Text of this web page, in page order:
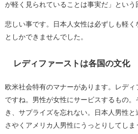
が軽く見られていることは事実だ」という
悲しい事です。日本人女性は必ずしも軽く
としかできませんでした。
レディファーストは各国の文化
欧米社会特有のマナーがあります。レディ
ですね。男性が女性にサービスするもの。
き、サプライズを忘れない。日本人男性と
さやくアメリカ人男性にうっとりしてしま